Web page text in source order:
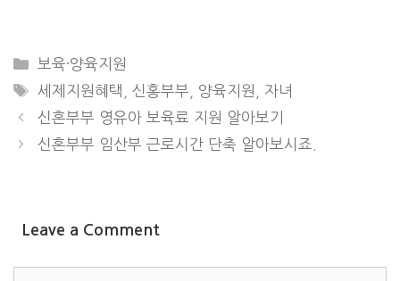
CATEGORIES
보육·양육지원
TAGS
세제지원혜택 ,신홍부부 양육지원
자녀
신혼부부 영유아 보육료 지원 알아보기
신혼부부 임산부 근로시간 단축 알아보시죠.
Leave a Comment